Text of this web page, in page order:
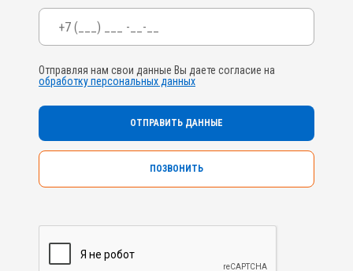
Телефон
Отправляя нам свои данные Вы даете согласие на
обработку персональных данных
ПОЗВОНИТЬ